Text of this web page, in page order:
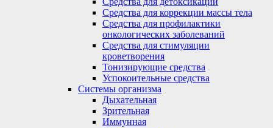
Средства для коррекции массы тела
Средства для профилактики
онкологических заболеваний
Средства для стимуляции
кроветворения
Тонизирующие средства
Успокоительные средства
Системы организма
Дыхательная
Зрительная
Иммунная